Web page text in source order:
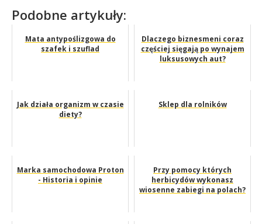
Podobne artykuły:
Mata antypoślizgowa do
szafek i szuflad
Dlaczego biznesmeni coraz
częściej sięgają po wynajem
luksusowych aut?
Jak działa organizm w czasie
diety?
Sklep dla rolników
Marka samochodowa Proton
- Historia i opinie
Przy pomocy których
herbicydów wykonasz
wiosenne zabiegi na polach?